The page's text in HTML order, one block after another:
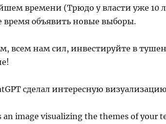
времени (Трюдо у власти уже 10
время объявить новые выборы.
всем нам сил, инвестируйте в
сделал интересную
an image visualizing the themes of your